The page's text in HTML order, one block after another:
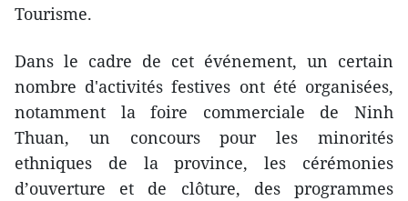
Tourisme.
Dans le cadre de cet événement, un certain
nombre d'activités festives ont été organisées,
notamment la foire commerciale de Ninh
Thuan, un concours pour les minorités
ethniques de la province, les cérémonies
d’ouverture et de clôture, des programmes